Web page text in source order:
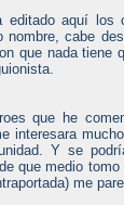
editado aquí
nombre, cabe
que nada tiene
que he
Y se
que medio
me